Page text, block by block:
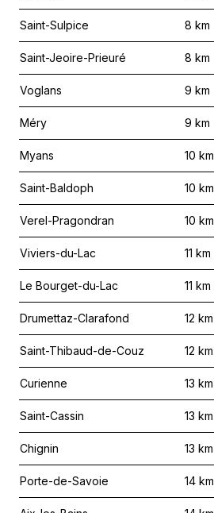
Saint-Sulpice 8 km
Saint-Jeoire-Prieuré 8 km
Voglans 9 km
Méry 9 km
Myans 10 km
Saint-Baldoph 10 km
Verel-Pragondran 10 km
Viviers-du-Lac 11 km
Le Bourget-du-Lac 11 km
Drumettaz-Clarafond 12 km
Saint-Thibaud-de-Couz 12 km
Curienne 13 km
Saint-Cassin 13 km
Chignin 13 km
Porte-de-Savoie 14 km